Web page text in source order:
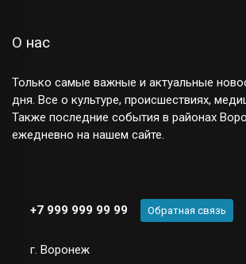
О нас
Только самые важные и актуальные
дня. Все о культуре, происшествиях,
Также последние события в районах
ежедневно на нашем сайте.
+7 999 999 99 99 Обратная связь
г. Воронеж